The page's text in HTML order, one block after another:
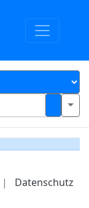
| Datenschutz